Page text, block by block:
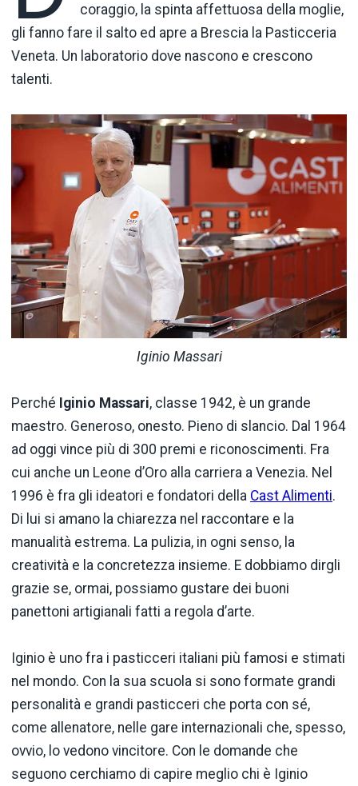
coraggio, la spinta affettuosa della moglie,
gli fanno fare il salto ed apre a Brescia la Pasticceria
Veneta. Un laboratorio dove nascono e crescono
talenti.
Iginio Massari
Perché Iginio Massari, classe 1942, è un grande
maestro. Generoso, onesto. Pieno di slancio. Dal 1964
ad oggi vince più di 300 premi e riconoscimenti. Fra
cui anche un Leone d’Oro alla carriera a Venezia. Nel
1996 è fra gli ideatori e fondatori della Cast Alimenti.
Di lui si amano la chiarezza nel raccontare e la
manualità estrema. La pulizia, in ogni senso, la
creatività e la concretezza insieme. E dobbiamo dirgli
grazie se, ormai, possiamo gustare dei buoni
panettoni artigianali fatti a regola d’arte.
Iginio è uno fra i pasticceri italiani più famosi e stimati
nel mondo. Con la sua scuola si sono formate grandi
personalità e grandi pasticceri che porta con sé,
come allenatore, nelle gare internazionali che, spesso,
ovvio, lo vedono vincitore. Con le domande che
seguono cerchiamo di capire meglio chi è Iginio